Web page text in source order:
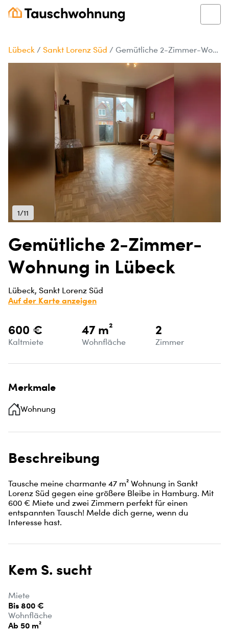
Lübeck / Sankt Lorenz Süd / Gemütliche 2-Zimmer-Wohnung in Lübeck
1/11
Gemütliche 2-Zimmer-
Wohnung in Lübeck
Lübeck, Sankt Lorenz Süd
Auf der Karte anzeigen
600 €
Kaltmiete
47 m²
Wohnfläche
2
Zimmer
Merkmale
Wohnung
Beschreibung
Tausche meine charmante 47 m² Wohnung in Sankt
Lorenz Süd gegen eine größere Bleibe in Hamburg. Mit
600 € Miete und zwei Zimmern perfekt für einen
entspannten Tausch! Melde dich gerne, wenn du
Interesse hast.
Kem S. sucht
Miete
Bis 800 €
Wohnfläche
Ab 50 m²